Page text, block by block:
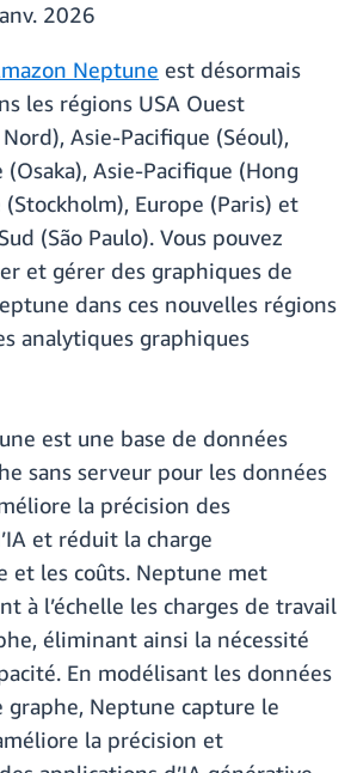
2026
Neptune est désormais
les régions USA Ouest
Asie-Pacifique (Séoul),
Asie-Pacifique (Hong
(Stockholm), Europe (Paris) et
(São Paulo). Vous pouvez
et gérer des graphiques de
dans ces nouvelles régions
analytiques graphiques
est une base de données
sans serveur pour les données
la précision des
et réduit la charge
et les coûts. Neptune met
à l’échelle les charges de travail
éliminant ainsi la nécessité
En modélisant les données
graphe, Neptune capture le
la précision et